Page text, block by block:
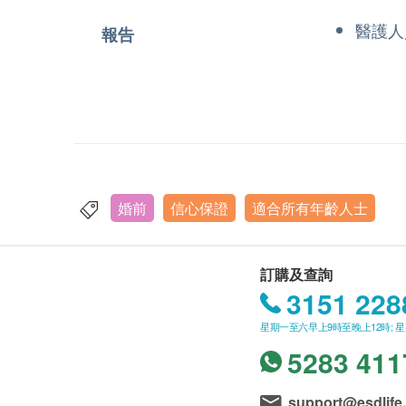
報告 醫護
婚前 信心保證 適合所有年齡人士
訂購及查詢
3151
星期一至六早上9時至晚上12時;
5283